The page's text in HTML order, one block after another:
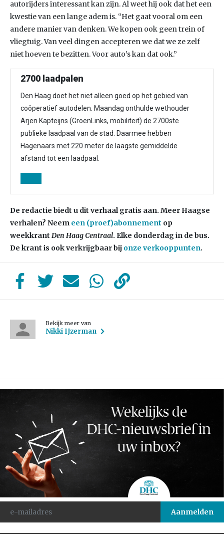
autorijders interessant kan zijn. Al weet hij ook dat het een
kwestie van een lange adem is. “Het gaat vooral om een
andere manier van denken. We kopen ook geen trein of
vliegtuig. Van veel dingen accepteren we dat we ze zelf
niet hoeven te bezitten. Voor auto’s kan dat ook.”
2700 laadpalen
Den Haag doet het niet alleen goed op het gebied van
coöperatief autodelen. Maandag onthulde wethouder
Arjen Kapteijns (GroenLinks, mobiliteit) de 2700ste
publieke laadpaal van de stad. Daarmee hebben
Hagenaars met 220 meter de laagste gemiddelde
afstand tot een laadpaal.
De redactie biedt u dit verhaal gratis aan. Meer Haagse
verhalen? Neem een (proef)abonnement op
weekkrant Den Haag Centraal. Elke donderdag in de bus.
De krant is ook verkrijgbaar bij onze verkooppunten.
Bekijk meer van
Nikki IJzerman